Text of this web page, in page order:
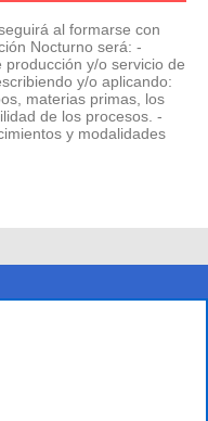
al formarse con
Nocturno será: -
y/o servicio de
y/o aplicando:
materias primas, los
de los procesos. -
y modalidades